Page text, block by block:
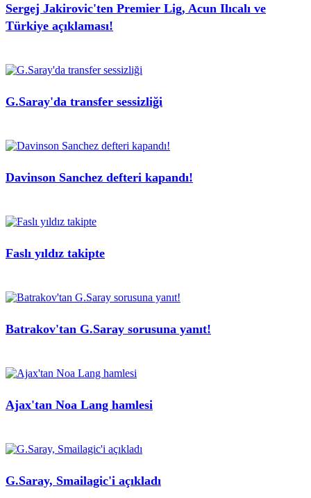
Sergej Jakirovic'ten Premier Lig, Acun Ilıcalı ve
Türkiye açıklaması!
G.Saray'da transfer sessizliği
Davinson Sanchez defteri kapandı!
Faslı yıldız takipte
Batrakov'tan G.Saray sorusuna yanıt!
Ajax'tan Noa Lang hamlesi
G.Saray, Smailagic'i açıkladı